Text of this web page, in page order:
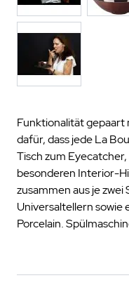
Funktionalität gepaart
dafür, dass jede La
Tisch zum
besonderen Interior-
zusammen aus je
Universaltellern sowie
Porcelain.